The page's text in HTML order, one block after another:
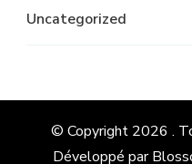
Uncategorized
© Copyright 2026 .
Développé par